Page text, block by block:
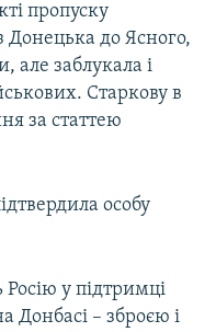
пропуску
Донецька до Ясного,
але заблукала і
Старкову в
за статтею
особу
у підтримці
Донбасі – зброєю і